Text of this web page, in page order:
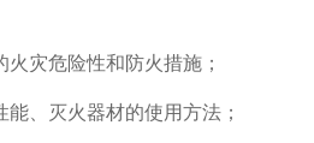
灾危险性和防火措施；
、灭火器材的使用方法；